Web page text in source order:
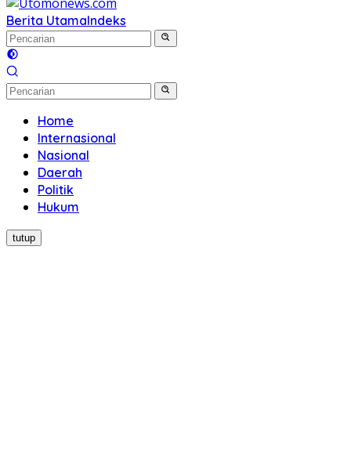
Berita UtamaIndeks
Home
Internasional
Nasional
Daerah
Politik
Hukum
tutup